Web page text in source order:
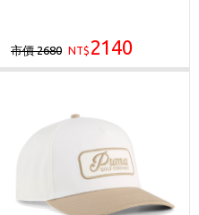
市價 2680 NT$ 2140